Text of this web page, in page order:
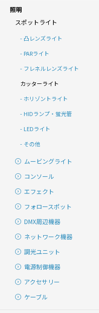
照明
スポットライト
凸レンズライト
PARライト
フレネルレンズライト
カッターライト
ホリゾントライト
HIDランプ・蛍光管
LEDライト
その他
ムービングライト
コンソール
エフェクト
フォロースポット
DMX周辺機器
ネットワーク機器
調光ユニット
電源制御機器
アクセサリー
ケーブル